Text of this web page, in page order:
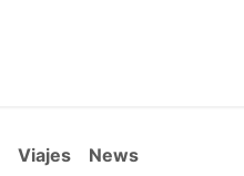
Viajes News